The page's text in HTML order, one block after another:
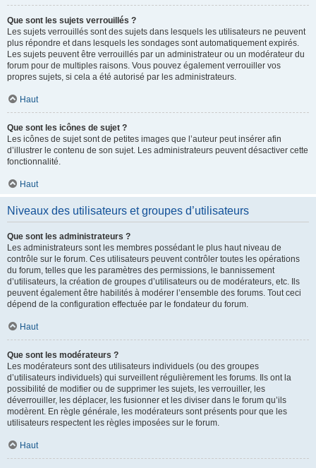
Que sont les sujets verrouillés ?
Les sujets verrouillés sont des sujets dans lesquels les utilisateurs ne peuvent
plus répondre et dans lesquels les sondages sont automatiquement expirés.
Les sujets peuvent être verrouillés par un administrateur ou un modérateur du
forum pour de multiples raisons. Vous pouvez également verrouiller vos
propres sujets, si cela a été autorisé par les administrateurs.
Haut
Que sont les icônes de sujet ?
Les icônes de sujet sont de petites images que l’auteur peut insérer afin
d’illustrer le contenu de son sujet. Les administrateurs peuvent désactiver cette
fonctionnalité.
Haut
Niveaux des utilisateurs et groupes d’utilisateurs
Que sont les administrateurs ?
Les administrateurs sont les membres possédant le plus haut niveau de
contrôle sur le forum. Ces utilisateurs peuvent contrôler toutes les opérations
du forum, telles que les paramètres des permissions, le bannissement
d’utilisateurs, la création de groupes d’utilisateurs ou de modérateurs, etc. Ils
peuvent également être habilités à modérer l’ensemble des forums. Tout ceci
dépend de la configuration effectuée par le fondateur du forum.
Haut
Que sont les modérateurs ?
Les modérateurs sont des utilisateurs individuels (ou des groupes
d’utilisateurs individuels) qui surveillent régulièrement les forums. Ils ont la
possibilité de modifier ou de supprimer les sujets, les verrouiller, les
déverrouiller, les déplacer, les fusionner et les diviser dans le forum qu’ils
modèrent. En règle générale, les modérateurs sont présents pour que les
utilisateurs respectent les règles imposées sur le forum.
Haut